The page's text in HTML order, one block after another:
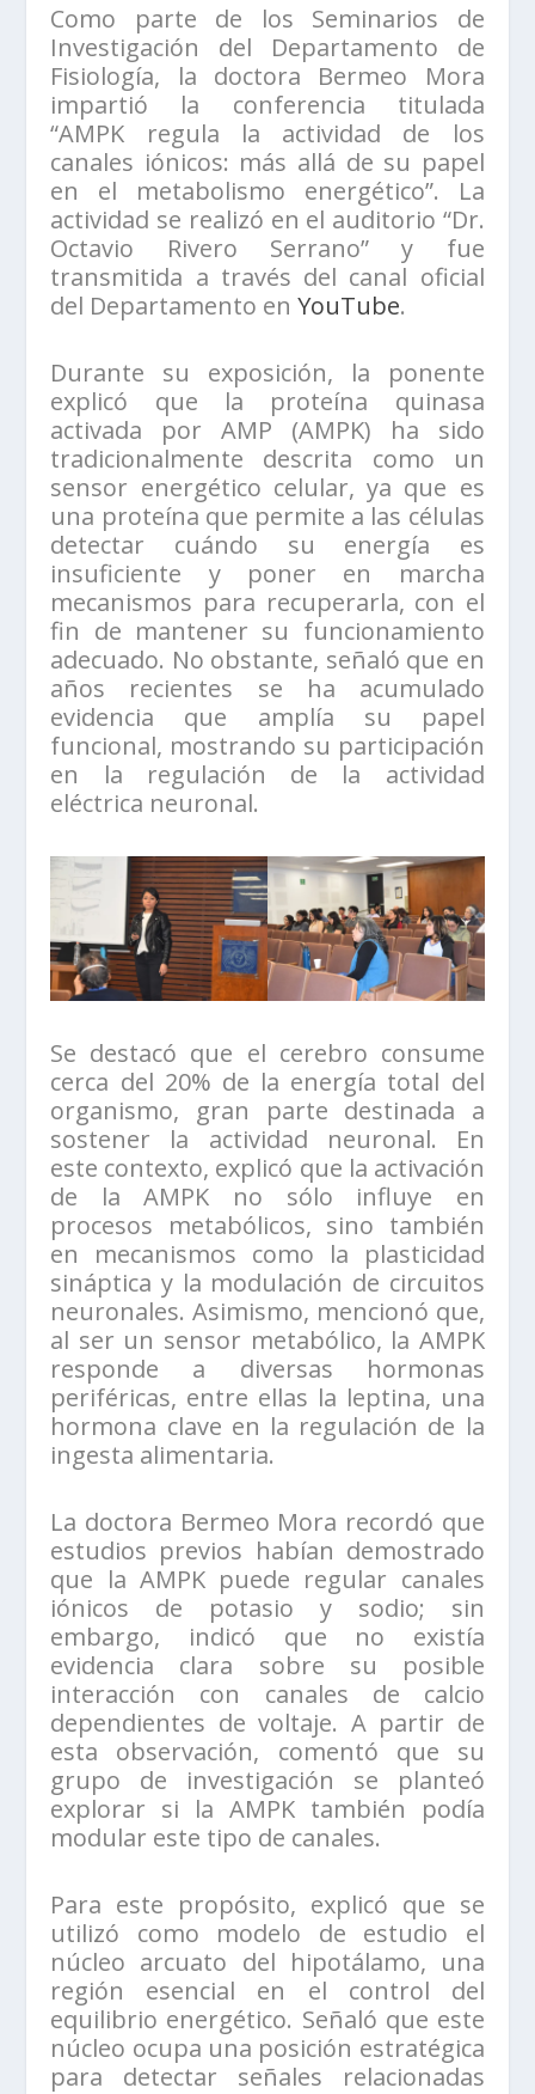
Como parte de los Seminarios de
Investigación del Departamento de
Fisiología, la doctora Bermeo Mora
impartió la conferencia titulada
“AMPK regula la actividad de los
canales iónicos: más allá de su papel
en el metabolismo energético”. La
actividad se realizó en el auditorio “Dr.
Octavio Rivero Serrano” y fue
transmitida a través del canal oficial
del Departamento enYouTube.
Durante su exposición, la ponente
explicó que la proteína quinasa
activada por AMP (AMPK) ha sido
tradicionalmente descrita como un
sensor energético celular, ya que es
una proteína que permite a las células
detectar cuándo su energía es
insuficiente y poner en marcha
mecanismos para recuperarla, con el
fin de mantener su funcionamiento
adecuado. No obstante, señaló que en
años recientes se ha acumulado
evidencia que amplía su papel
funcional, mostrando su participación
en la regulación de la actividad
eléctrica neuronal.
Se destacó que el cerebro consume
cerca del 20% de la energía total del
organismo, gran parte destinada a
sostener la actividad neuronal. En
este contexto, explicó que la activación
de la AMPK no sólo influye en
procesos metabólicos, sino también
en mecanismos como la plasticidad
sináptica y la modulación de circuitos
neuronales. Asimismo, mencionó que,
al ser un sensor metabólico, la AMPK
responde a diversas hormonas
periféricas, entre ellas la leptina, una
hormona clave en la regulación de la
ingesta alimentaria.
La doctora Bermeo Mora recordó que
estudios previos habían demostrado
que la AMPK puede regular canales
iónicos de potasio y sodio; sin
embargo, indicó que no existía
evidencia clara sobre su posible
interacción con canales de calcio
dependientes de voltaje. A partir de
esta observación, comentó que su
grupo de investigación se planteó
explorar si la AMPK también podía
modular este tipo de canales.
Para este propósito, explicó que se
utilizó como modelo de estudio el
núcleo arcuato del hipotálamo, una
región esencial en el control del
equilibrio energético. Señaló que este
núcleo ocupa una posición estratégica
para detectar señales relacionadas